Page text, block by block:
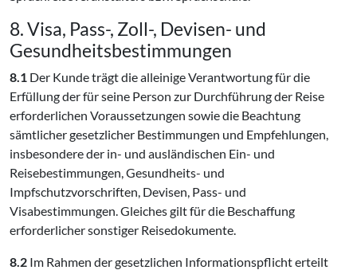
8. Visa, Pass-, Zoll-, Devisen- und
Gesundheitsbestimmungen
8.1 Der Kunde trägt die alleinige Verantwortung für die
Erfüllung der für seine Person zur Durchführung der Reise
erforderlichen Voraussetzungen sowie die Beachtung
sämtlicher gesetzlicher Bestimmungen und Empfehlungen,
insbesondere der in- und ausländischen Ein- und
Reisebestimmungen, Gesundheits- und
Impfschutzvorschriften, Devisen, Pass- und
Visabestimmungen. Gleiches gilt für die Beschaffung
erforderlicher sonstiger Reisedokumente.
8.2 Im Rahmen der gesetzlichen Informationspflicht erteilt